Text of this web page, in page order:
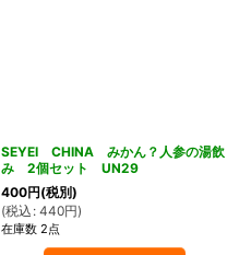
SEYEI CHINA みかん？人参の湯飲
み 2個セット UN29
400円(税別)
(税込 : 440円)
在庫数 2点